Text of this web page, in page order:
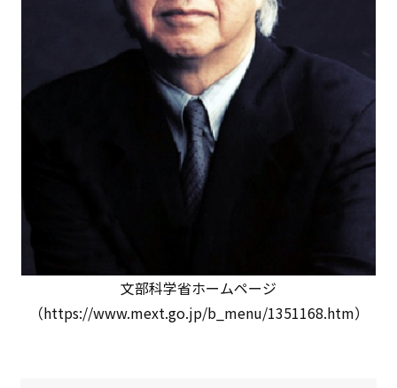
文部科学省ホームページ
（https://www.mext.go.jp/b_menu/1351168.htm）